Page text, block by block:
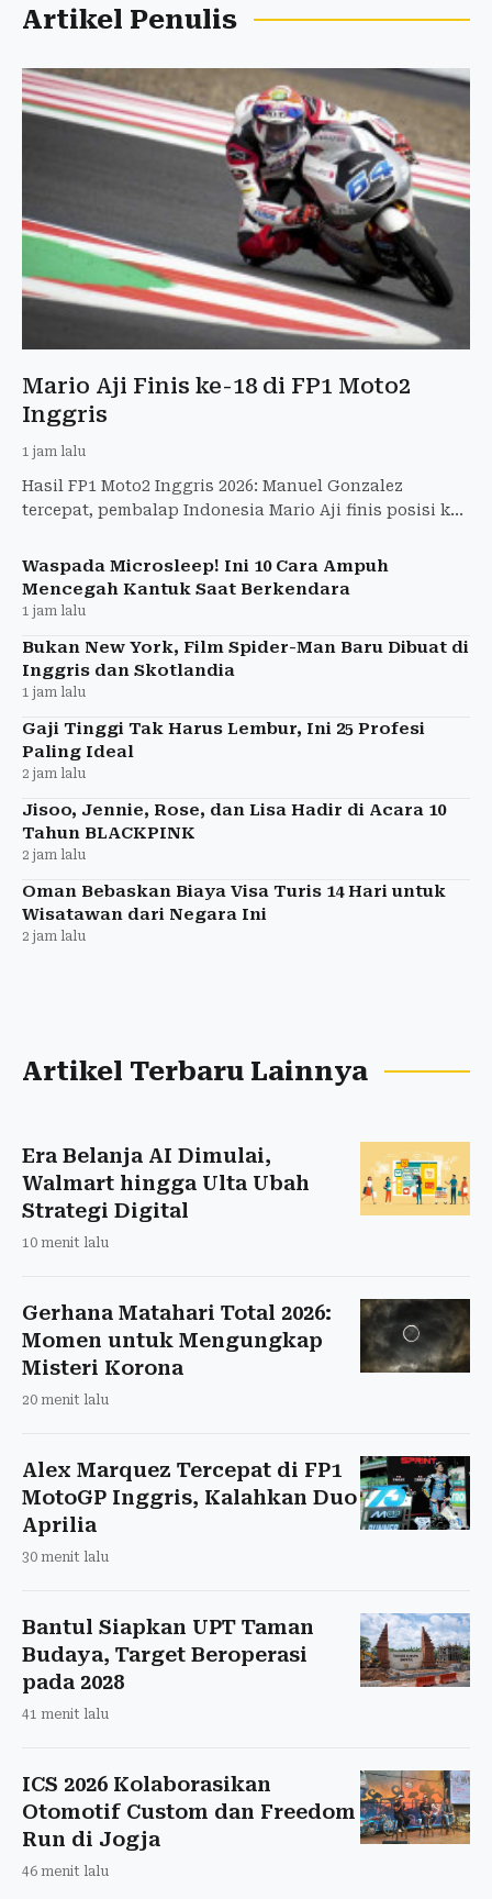
Artikel Penulis
Mario Aji Finis ke-18 di FP1 Moto2
Inggris
1 jam lalu
Hasil FP1 Moto2 Inggris 2026: Manuel Gonzalez
tercepat, pembalap Indonesia Mario Aji finis posisi ke-
Waspada Microsleep! Ini 10 Cara Ampuh
Mencegah Kantuk Saat Berkendara
1 jam lalu
Bukan New York, Film Spider-Man Baru Dibuat di
Inggris dan Skotlandia
1 jam lalu
Gaji Tinggi Tak Harus Lembur, Ini 25 Profesi
Paling Ideal
2 jam lalu
Jisoo, Jennie, Rose, dan Lisa Hadir di Acara 10
Tahun BLACKPINK
2 jam lalu
Oman Bebaskan Biaya Visa Turis 14 Hari untuk
Wisatawan dari Negara Ini
2 jam lalu
Artikel Terbaru Lainnya
Era Belanja AI Dimulai,
Walmart hingga Ulta Ubah
Strategi Digital
10 menit lalu
Gerhana Matahari Total 2026:
Momen untuk Mengungkap
Misteri Korona
20 menit lalu
Alex Marquez Tercepat di FP1
MotoGP Inggris, Kalahkan Duo
Aprilia
30 menit lalu
Bantul Siapkan UPT Taman
Budaya, Target Beroperasi
pada 2028
41 menit lalu
ICS 2026 Kolaborasikan
Otomotif Custom dan Freedom
Run di Jogja
46 menit lalu